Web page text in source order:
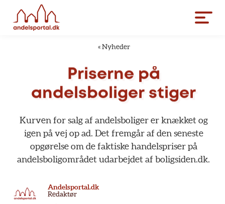
« Nyheder
Priserne på
andelsboliger stiger
Kurven for salg af andelsboliger er knækket og
igen på vej op ad. Det fremgår af den seneste
opgørelse om de faktiske handelspriser på
andelsboligområdet udarbejdet af boligsiden.dk.
Andelsportal.dk
Redaktør